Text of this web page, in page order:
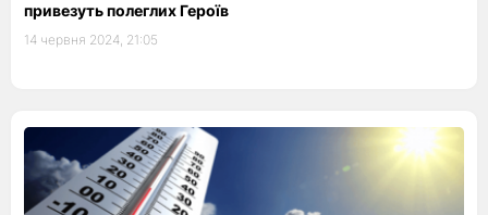
привезуть полеглих Героїв
14 червня 2024, 21:05